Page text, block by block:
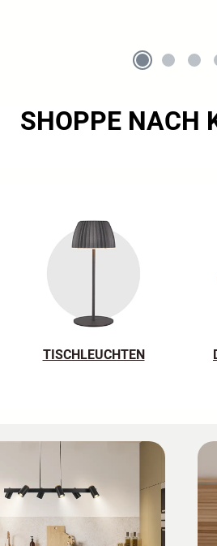
SHOPPE NACH
TISCHLEUCHTEN